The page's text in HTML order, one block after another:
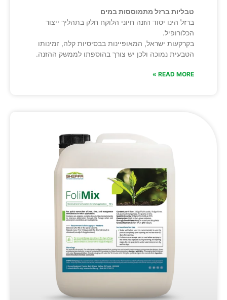
טבליות ברזל מתמוססות במים
ברזל הינו יסוד הזנה חיוני הלוקח חלק בתהליך ייצור
הכלורופיל.
בקרקעות ישראל, המאופיינות בבסיסיות קלה, זמינותו
הטבעית נמוכה ולכן יש צורך בהוספתו לממשק ההזנה.
READ MORE »